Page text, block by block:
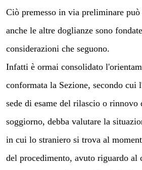
Ciò premesso in via preliminare
anche le altre doglianze sono
considerazioni che seguono.
Infatti è ormai consolidato
conformata la Sezione, secondo
sede di esame del rilascio o rinnovo
soggiorno, debba valutare la
in cui lo straniero si trova al
del procedimento, avuto riguardo al